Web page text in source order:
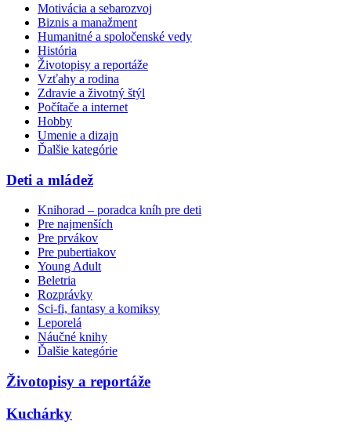
Motivácia a sebarozvoj
Biznis a manažment
Humanitné a spoločenské vedy
História
Životopisy a reportáže
Vzťahy a rodina
Zdravie a životný štýl
Počítače a internet
Hobby
Umenie a dizajn
Ďalšie kategórie
Deti a mládež
Knihorad – poradca kníh pre deti
Pre najmenších
Pre prvákov
Pre pubertiakov
Young Adult
Beletria
Rozprávky
Sci-fi, fantasy a komiksy
Leporelá
Náučné knihy
Ďalšie kategórie
Životopisy a reportáže
Kuchárky